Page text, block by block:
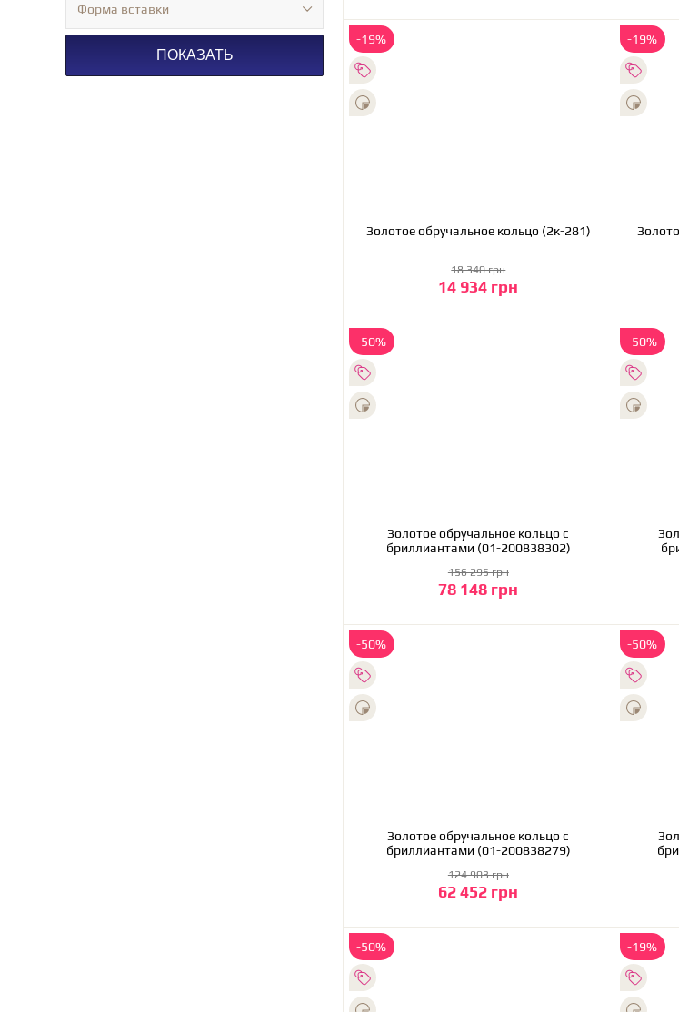
Форма вставки
ПОКАЗАТЬ
-19%
Золотое обручальное кольцо (2к-281)
14 934 грн
18 340 грн
В корзину
-19%
-50%
Золотое обручальное кольцо с
бриллиантами (01-200838302)
78 148 грн
156 295 грн
В корзину
-50%
Золотое
-50%
Золотое обручальное кольцо с
бриллиантами (01-200838279)
62 452 грн
124 903 грн
В корзину
-50%
-50% -19%